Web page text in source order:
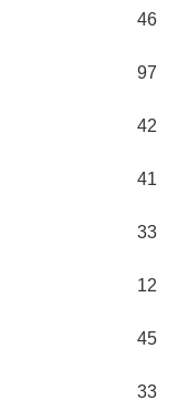
46
97
42
41
33
12
45
33